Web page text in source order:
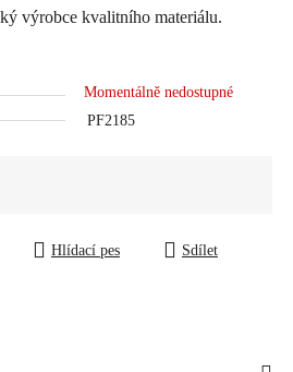
výrobce kvalitního materiálu.
Momentálně nedostupné
PF2185
Hlídací pes Sdílet